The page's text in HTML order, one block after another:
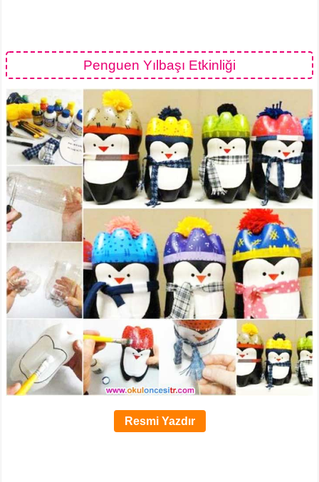
Penguen Yılbaşı Etkinliği
Resmi Yazdır